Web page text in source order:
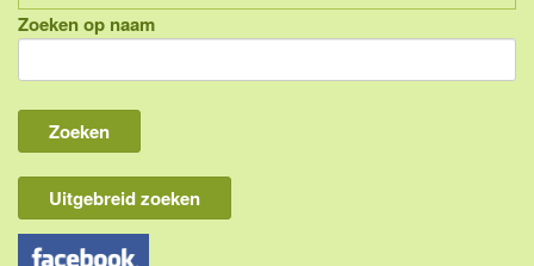
Indonesië, eilandcombinaties
Bali
Lombok
Flores & Komodo
Overige Sunda eilanden
Zoeken op naam
Uitgebreid zoeken